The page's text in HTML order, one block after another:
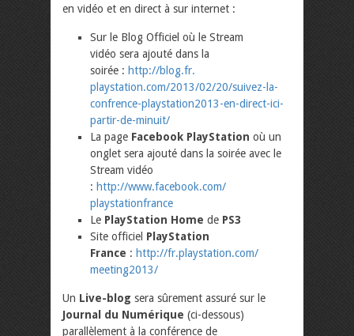
en vidéo et en direct à sur internet :
Sur le Blog Officiel où le Stream
vidéo sera ajouté dans la
soirée : http://blog.fr.
playstation.com/2013/02/20/suivez-la-
confrence-playstation2013-en-direct-ici-
partir-de-minuit/
La page Facebook PlayStation où un
onglet sera ajouté dans la soirée avec le
Stream vidéo
: http://www.facebook.com/
playstationfrance
Le PlayStation Home de PS3
Site officiel PlayStation
France : http://fr.playstation.com/
meeting2013/
Un Live-blog sera sûrement assuré sur le
Journal du Numérique (ci-dessous)
parallèlement à la conférence de